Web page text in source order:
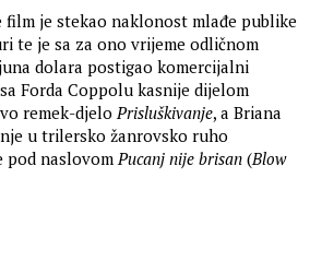
film je stekao naklonost mlađe publike
te je sa za ono vrijeme odličnom
dolara postigao komercijalni
Forda Coppolu kasnije dijelom
remek-djeloPrisluškivanje, a Briana
u trilersko žanrovsko ruho
pod naslovomPucanj nije brisan (Blow